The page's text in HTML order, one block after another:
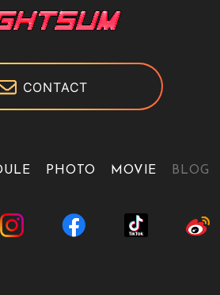
CONTACT
PHOTO MOVIE BLOG